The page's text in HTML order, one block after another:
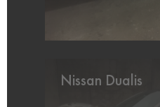
Nissan Dualis